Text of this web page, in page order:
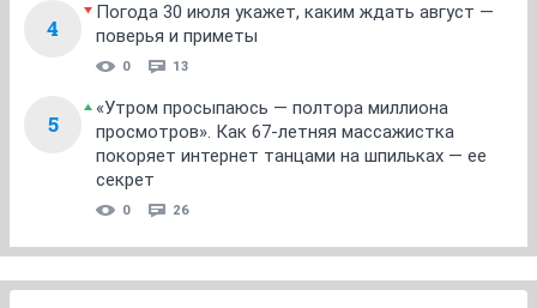
4
Погода 30 июля укажет, каким ждать август —
поверья и приметы
0 13
5
«Утром просыпаюсь — полтора миллиона
просмотров». Как 67-летняя массажистка
покоряет интернет танцами на шпильках — ее
секрет
0 26